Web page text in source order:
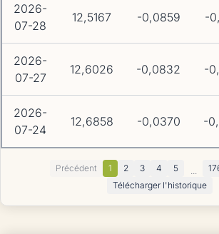
2026-
07-28
12,5167 -0,0859 -
2026-
07-27
12,6026 -0,0832 -
2026-
07-24
12,6858 -0,0370 -
Précédent 1 2 3 4 5
Télécharger l'historique